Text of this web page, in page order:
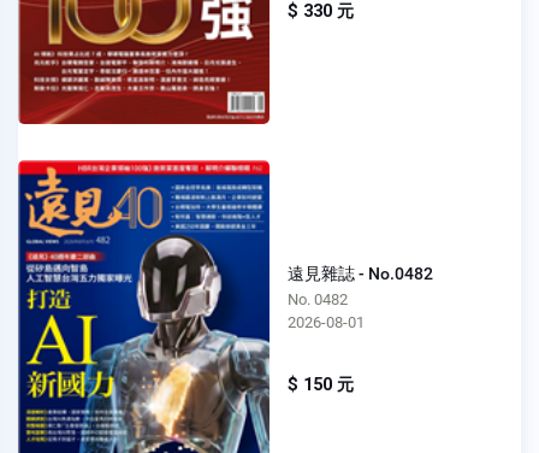
$ 330 元
遠見雜誌 - No.0482
No. 0482
2026-08-01
$ 150 元